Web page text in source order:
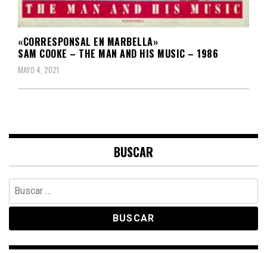
«CORRESPONSAL EN MARBELLA»
SAM COOKE – THE MAN AND HIS MUSIC – 1986
MAYO 4, 2021
BUSCAR
Buscar: